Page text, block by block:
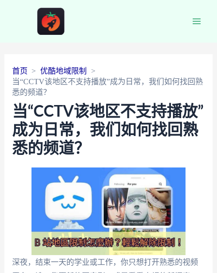
首页
优酷地域限制
当“CCTV该地区不支持播放”成为日常，我们如何找回熟
悉的频道？
当“CCTV该地区不支持播放”
成为日常，我们如何找回熟
悉的频道？
深夜，结束一天的学业或工作，你只想打开熟悉的视频